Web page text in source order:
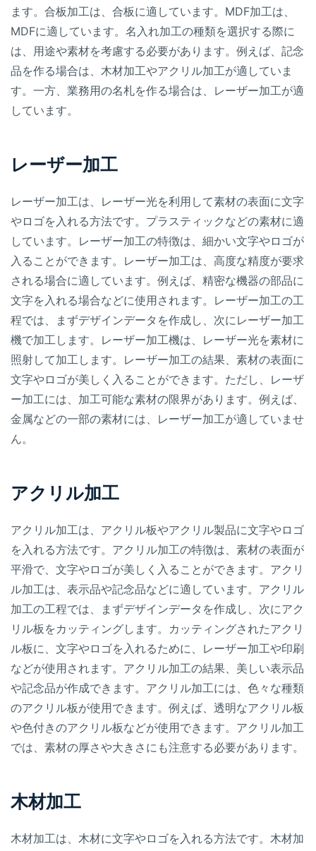
ます。合板加工は、合板に適しています。MDF加工は、
MDFに適しています。名入れ加工の種類を選択する際に
は、用途や素材を考慮する必要があります。例えば、記念
品を作る場合は、木材加工やアクリル加工が適していま
す。一方、業務用の名札を作る場合は、レーザー加工が適
しています。
レーザー加工
レーザー加工は、レーザー光を利用して素材の表面に文字
やロゴを入れる方法です。プラスティックなどの素材に適
しています。レーザー加工の特徴は、細かい文字やロゴが
入ることができます。レーザー加工は、高度な精度が要求
される場合に適しています。例えば、精密な機器の部品に
文字を入れる場合などに使用されます。レーザー加工の工
程では、まずデザインデータを作成し、次にレーザー加工
機で加工します。レーザー加工機は、レーザー光を素材に
照射して加工します。レーザー加工の結果、素材の表面に
文字やロゴが美しく入ることができます。ただし、レーザ
ー加工には、加工可能な素材の限界があります。例えば、
金属などの一部の素材には、レーザー加工が適していませ
ん。
アクリル加工
アクリル加工は、アクリル板やアクリル製品に文字やロゴ
を入れる方法です。アクリル加工の特徴は、素材の表面が
平滑で、文字やロゴが美しく入ることができます。アクリ
ル加工は、表示品や記念品などに適しています。アクリル
加工の工程では、まずデザインデータを作成し、次にアク
リル板をカッティングします。カッティングされたアクリ
ル板に、文字やロゴを入れるために、レーザー加工や印刷
などが使用されます。アクリル加工の結果、美しい表示品
や記念品が作成できます。アクリル加工には、色々な種類
のアクリル板が使用できます。例えば、透明なアクリル板
や色付きのアクリル板などが使用できます。アクリル加工
では、素材の厚さや大きさにも注意する必要があります。
木材加工
木材加工は、木材に文字やロゴを入れる方法です。木材加